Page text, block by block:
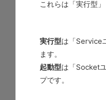
これらは「実行型
実行型は「Service
ます。
起動型は「Socket
プです。